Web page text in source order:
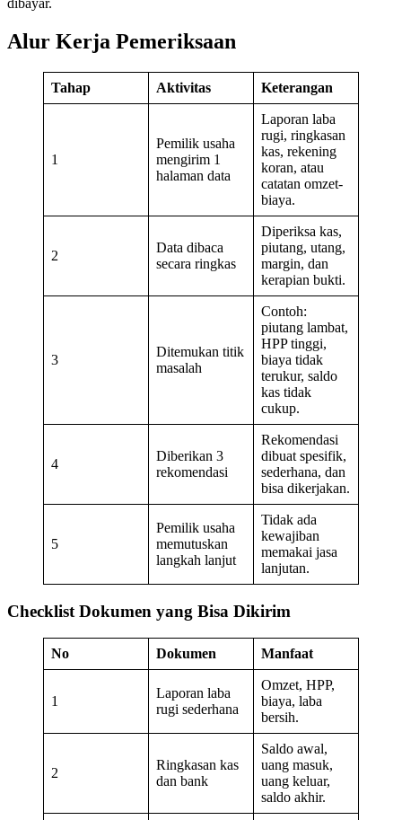
dibayar.
Alur Kerja Pemeriksaan
Tahap Aktivitas Keterangan
1
Pemilik usaha
mengirim 1
halaman data
Laporan laba
rugi, ringkasan
kas, rekening
koran, atau
catatan omzet-
biaya.
2
Data dibaca
secara ringkas
Diperiksa kas,
piutang, utang,
margin, dan
kerapian bukti.
3
Ditemukan titik
masalah
Contoh:
piutang lambat,
HPP tinggi,
biaya tidak
terukur, saldo
kas tidak
cukup.
4
Diberikan 3
rekomendasi
Rekomendasi
dibuat spesifik,
sederhana, dan
bisa dikerjakan.
5
Pemilik usaha
memutuskan
langkah lanjut
Tidak ada
kewajiban
memakai jasa
lanjutan.
Checklist Dokumen yang Bisa Dikirim
No Dokumen Manfaat
1
Laporan laba
rugi sederhana
Omzet, HPP,
biaya, laba
bersih.
2
Ringkasan kas
dan bank
Saldo awal,
uang masuk,
uang keluar,
saldo akhir.